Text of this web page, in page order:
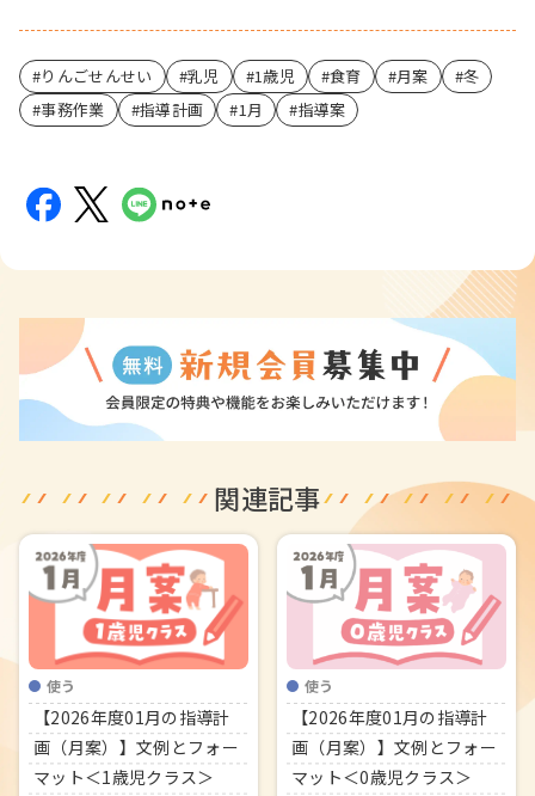
りんごせんせい 乳児 1歳児 食育 月案
冬
事務作業
指導計画 1月 指導案
関連記事
使う
【2026年度01月の指導計
画（月案）】文例とフォー
マット＜1歳児クラス＞
使う
【2026年度01月の指導計
画（月案）】文例とフォー
マット＜0歳児クラス＞